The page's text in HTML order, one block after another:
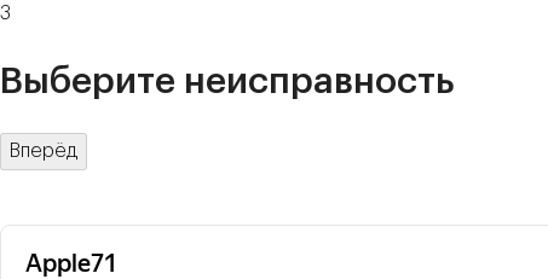
3
Выберите неисправность
Вперёд